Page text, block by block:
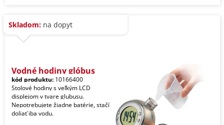
Skladom: na dopyt
Vodné hodiny glóbus
kód produktu: 10166400
Stolové hodiny s veľkým LCD
displejom v tvare glubusu.
Nepotrebujete žiadne batérie, stačí
doliať iba vodu.